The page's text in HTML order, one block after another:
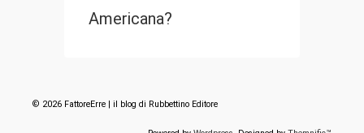
Americana?
© 2026 FattoreErre | il blog di Rubbettino Editore